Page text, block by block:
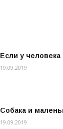
Если у
19.09.2019
Собака и
19.09.2019